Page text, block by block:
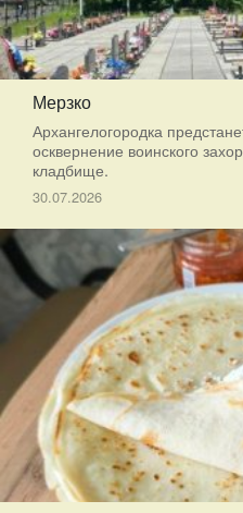
Мерзко
Архангелогородка
осквернение воинского
кладбище.
30.07.2026